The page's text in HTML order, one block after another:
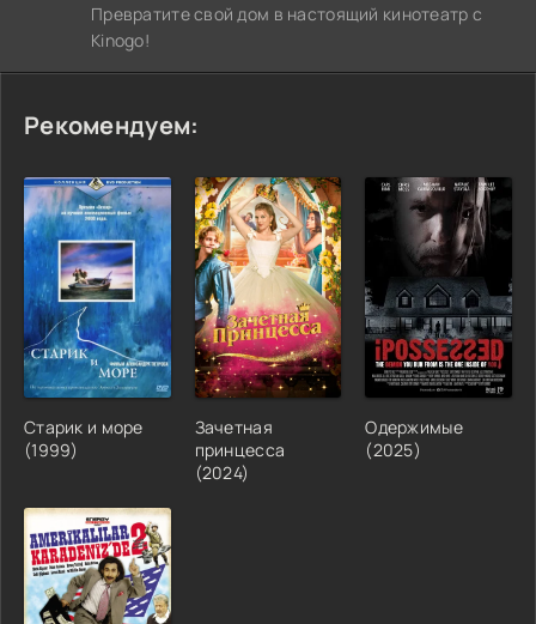
Превратите свой дом в настоящий кинотеатр с
Kinogo!
Рекомендуем:
Старик и море
(1999)
Зачетная
принцесса
(2024)
Одержимые
(2025)